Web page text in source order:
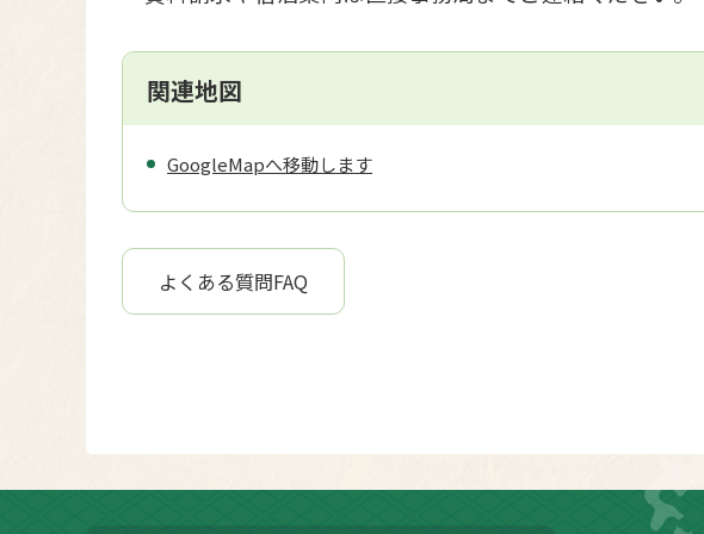
関連地図
GoogleMapへ移動します
よくある質問FAQ